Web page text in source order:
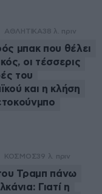
ΑΘΛΗΤΙΚΑ38 λ. πριν
μπακ που θέλει
οι τέσσερις
του
και η κλήση
ΚΟΣΜΟΣ39 λ. πριν
Τραμπ πάνω
Γιατί η